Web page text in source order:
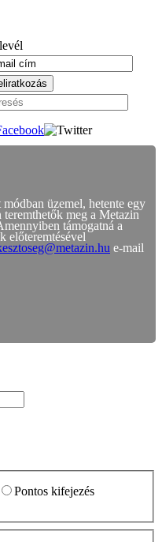
üzemel, hetente egy
meg a Metazin
támogatná a
előteremtésével
e-mail
Pontos kifejezés